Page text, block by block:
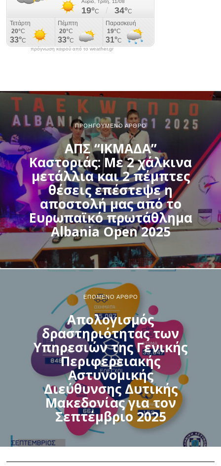
πρόγνωση καιρού από το weather.gr
ΠΡΟΗΓΟΎΜΕΝΟ ΆΡΘΡΟ
ΑΠΣ “ΙΚΜΑΔΑ”
Καστοριάς: Με 2 χάλκινα
μετάλλια και 2 πέμπτες
θέσεις επέστεψε η
αποστολή μας από το
Ευρωπαϊκό πρωτάθλημα
Albania Open 2025
ΕΠΌΜΕΝΟ ΆΡΘΡΟ
Απολογισμός
δραστηριότητας των
Υπηρεσιών της Γενικής
Περιφερειακής
Αστυνομικής
Διεύθυνσης Δυτικής
Μακεδονίας για τον
Σεπτέμβριο 2025